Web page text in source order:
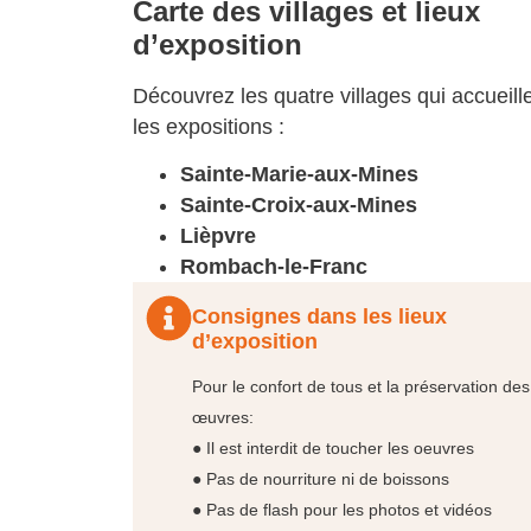
Carte des villages et lieux
d’exposition
Découvrez les quatre villages qui
les expositions :
Sainte-Marie-aux-Mines
Sainte-Croix-aux-Mines
Lièpvre
Rombach-le-Franc
Consignes dans les lieux
d’exposition
Pour le confort de tous et la préservation des
œuvres:
● Il est interdit de toucher les oeuvres
● Pas de nourriture ni de boissons
● Pas de flash pour les photos et vidéos